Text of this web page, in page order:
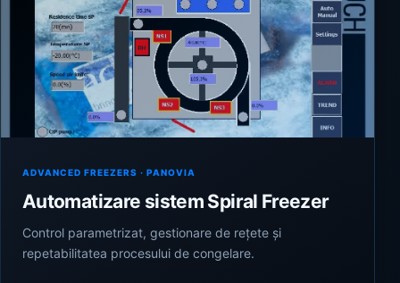
ADVANCED FREEZERS · PANOVIA
Automatizare sistem Spiral Freezer
Control parametrizat, gestionare de rețete și
repetabilitatea procesului de congelare.